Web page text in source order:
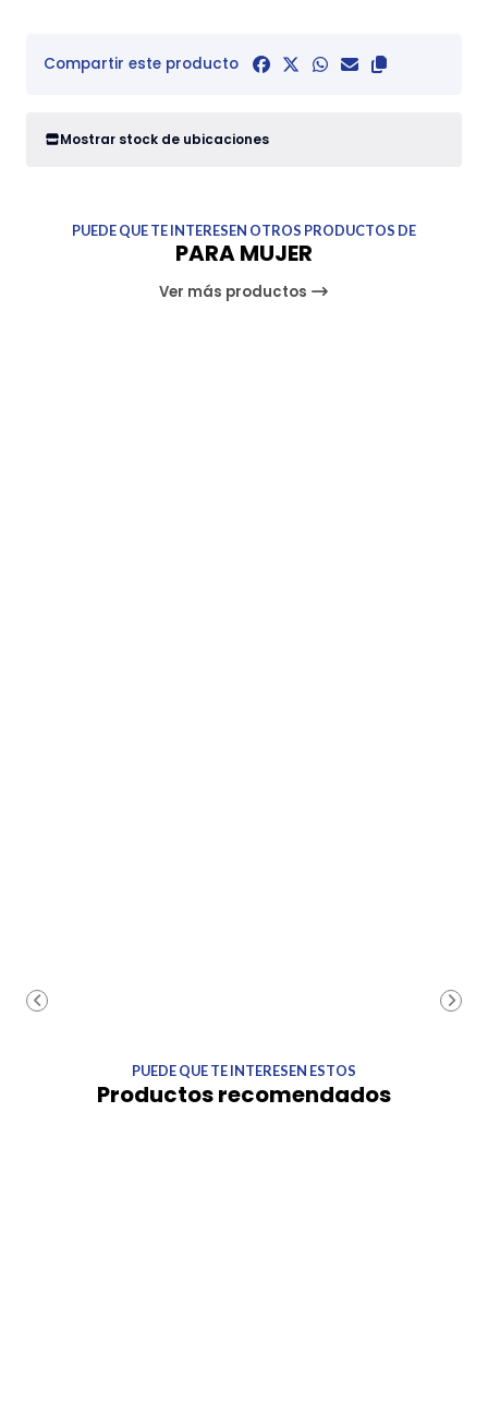
Compartir este producto
Mostrar stock de ubicaciones
PUEDE QUE TE INTERESEN OTROS PRODUCTOS DE
PARA MUJER
Ver más productos
PUEDE QUE TE INTERESEN ESTOS
Productos recomendados